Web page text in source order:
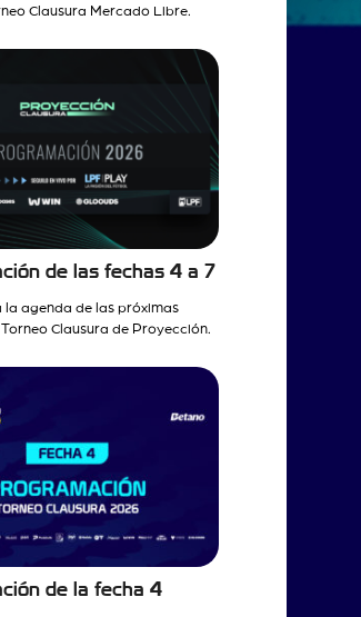
Clausura Mercado Libre.
de las fechas 4 a 7
la agenda de las próximas
Clausura de Proyección.
de la fecha 4